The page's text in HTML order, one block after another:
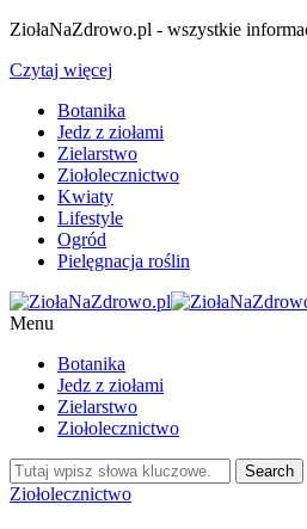
ZiołaNaZdrowo.pl - wszystkie
Czytaj więcej
Botanika
Jedz z ziołami
Zielarstwo
Ziołolecznictwo
Kwiaty
Lifestyle
Ogród
Pielęgnacja roślin
Menu
Botanika
Jedz z ziołami
Zielarstwo
Ziołolecznictwo
Ziołolecznictwo